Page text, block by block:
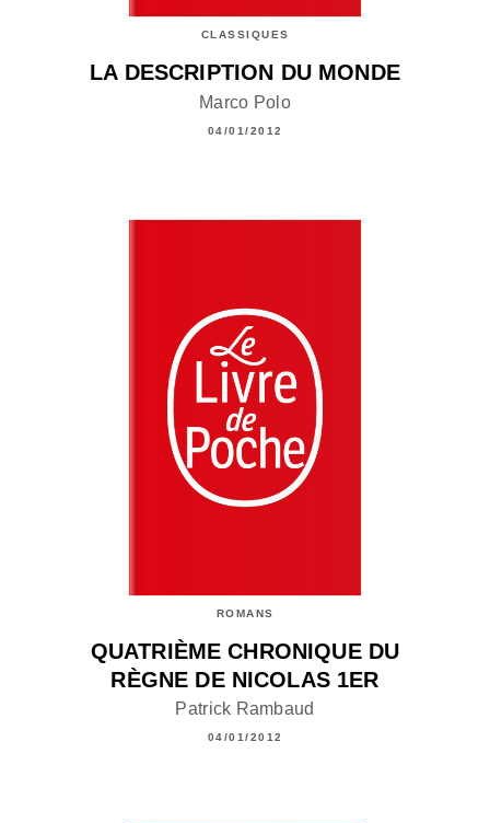
CLASSIQUES
LA DESCRIPTION DU MONDE
Marco Polo
04/01/2012
ROMANS
QUATRIÈME CHRONIQUE DU
RÈGNE DE NICOLAS 1ER
Patrick Rambaud
04/01/2012